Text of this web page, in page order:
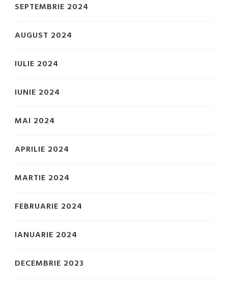
SEPTEMBRIE 2024
AUGUST 2024
IULIE 2024
IUNIE 2024
MAI 2024
APRILIE 2024
MARTIE 2024
FEBRUARIE 2024
IANUARIE 2024
DECEMBRIE 2023